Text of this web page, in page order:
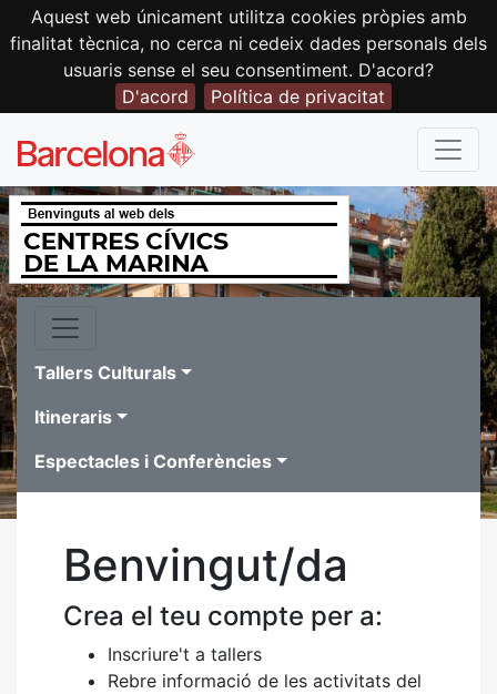
Aquest web únicament utilitza cookies pròpies amb
finalitat tècnica, no cerca ni cedeix dades personals dels
usuaris sense el seu consentiment. D'acord?
D'acord
Política de privacitat
Tallers Culturals
Itineraris
Espectacles i Conferències
Benvingut/da
Crea el teu compte per a:
Inscriure't a tallers
Rebre informació de les activitats del